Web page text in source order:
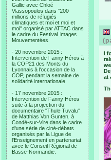
Gallic avec Chloé
Vlassopoulos dans "200
millions de réfugiés
climatiques et moi et moi et
moi" organisé par ATTAC dans
le cadre du Festival Images
Mouvementées.
- 20 novembre 2015 :
Intervention de Fanny Héros à
la COP21 des Monts du
Lyonnais à l'occasion de la
COP, pendant la semaine de
solidarité internationale.
- 17 novembre 2015 :
Intervention de Fanny Héros
suite à la projection du
documentaire "Thule Tuvalu"
de Matthias Von Gunten, à
Condé-sur-Vire dans le cadre
d'une série de ciné-débats
organisés par la Ligue de
l'Enseignement en partenariat
avec le Conseil Régional de
Basse-Normandie.
I
at